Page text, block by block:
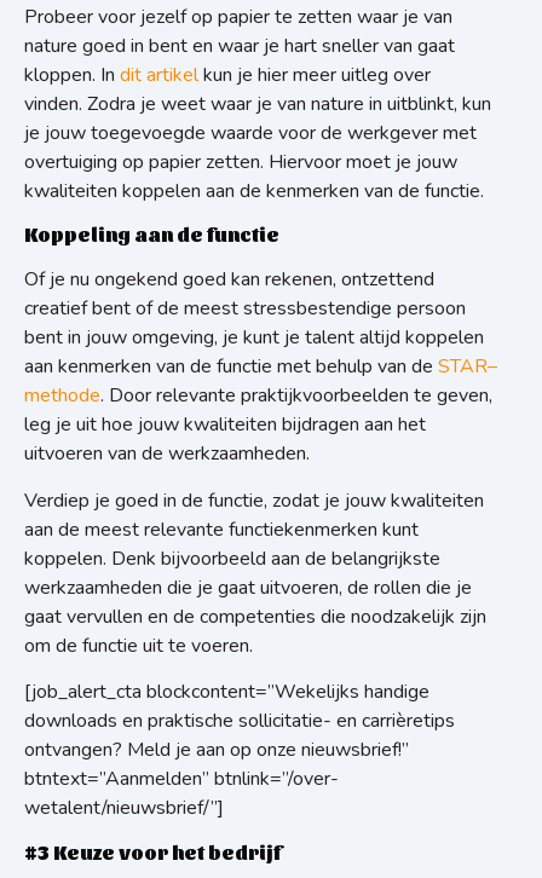
Probeer voor jezelf op papier te zetten waar je van
nature goed in bent en waar je hart sneller van gaat
kloppen. In dit artikelkun je hier meer uitleg over
vinden. Zodra je weet waar je van nature in uitblinkt, kun
je jouw toegevoegde waarde voor de werkgever met
overtuiging op papier zetten. Hiervoor moet je jouw
kwaliteiten koppelen aan de kenmerken van de functie.
Koppeling aan de functie
Of je nu ongekend goed kan rekenen, ontzettend
creatief bent of de meest stressbestendige persoon
bent in jouw omgeving, je kunt je talent altijd koppelen
aan kenmerken van de functie met behulp van de STAR–
methode. Door relevante praktijkvoorbeelden te geven,
leg je uit hoe jouw kwaliteiten bijdragen aan het
uitvoeren van de werkzaamheden.
Verdiep je goed in de functie, zodat je jouw kwaliteiten
aan de meest relevante functiekenmerken kunt
koppelen. Denk bijvoorbeeld aan de belangrijkste
werkzaamheden die je gaat uitvoeren, de rollen die je
gaat vervullen en de competenties die noodzakelijk zijn
om de functie uit te voeren.
[job_alert_cta blockcontent=”Wekelijks handige
downloads en praktische sollicitatie- en carrièretips
ontvangen? Meld je aan op onze nieuwsbrief!”
btntext=”Aanmelden” btnlink=”/over-
wetalent/nieuwsbrief/”]
#3 Keuze voor het bedrijf